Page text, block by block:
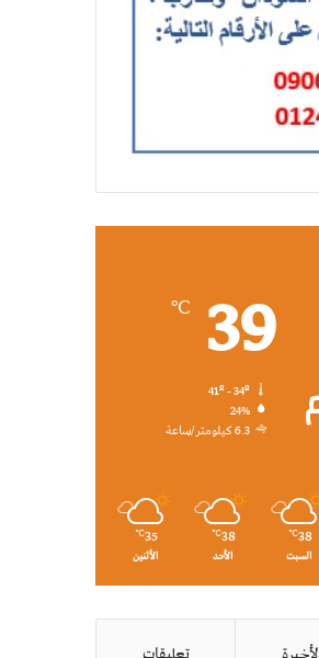
39
℃
24%
6.3 كيلومتر/ساعة
38
℃
السبت
38
℃
الأحد
35
℃
الأثنين